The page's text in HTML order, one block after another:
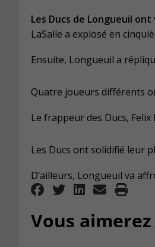
Les Ducs de Longueuil ont
LaSalle a explosé en
Ensuite, Longueuil a
Quatre joueurs différents
Le frappeur des Ducs,
Les Ducs ont solidifié leur
D’ailleurs, Longueuil va
Vous